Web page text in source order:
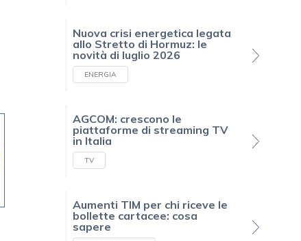
Nuova crisi energetica legata
allo Stretto di Hormuz: le
novità di luglio 2026
ENERGIA
AGCOM: crescono le
piattaforme di streaming TV
in Italia
TV
Aumenti TIM per chi riceve le
bollette cartacee: cosa
sapere